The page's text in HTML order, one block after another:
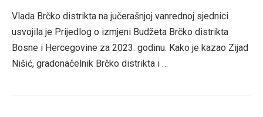
Vlada Brčko distrikta na jučerašnjoj vanrednoj sjednici
usvojila je Prijedlog o izmjeni Budžeta Brčko distrikta
Bosne i Hercegovine za 2023. godinu. Kako je kazao Zijad
Nišić, gradonačelnik Brčko distrikta i …